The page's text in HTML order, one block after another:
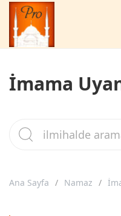
İmama
Ana Sayfa Namaz